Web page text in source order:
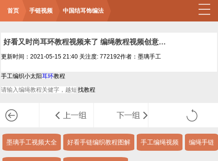
首页 手链视频 中国结耳饰编法
好看又时尚耳环教程视频来了 编绳教程视频创意简单又个性的耳环教程视频
更新时间：2021-05-15 21:40 关注度: 772192作者：墨璃手工
手工编织小太阳耳环教程
墨璃手工视频大全 好看手链编织教程图解 手工编绳视频 编绳手链